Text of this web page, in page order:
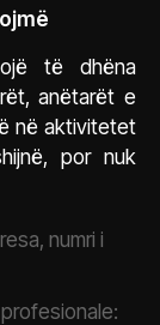
të dhëna
anëtarët e
në aktivitetet
por nuk
numri i